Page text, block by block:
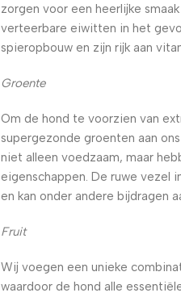
zorgen voor een heerlijke
verteerbare eiwitten in het
spieropbouw en zijn rijk aan
Groente
Om de hond te voorzien van
supergezonde groenten aan
niet alleen voedzaam, maar
eigenschappen. De ruwe vezel
en kan onder andere bijdragen
Fruit
Wij voegen een unieke
waardoor de hond alle